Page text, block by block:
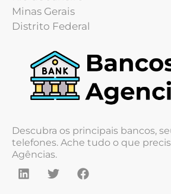
Minas Gerais
Distrito Federal
Descubra os principais bancos,
telefones. Ache tudo o que
Agências.